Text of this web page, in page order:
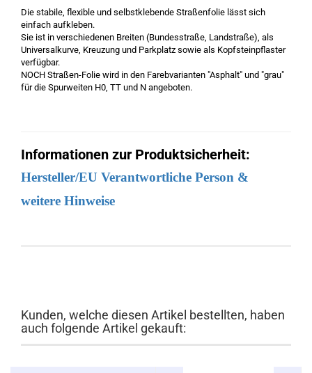
Die stabile, flexible und selbstklebende Straßenfolie lässt sich
einfach aufkleben.
Sie ist in verschiedenen Breiten (Bundesstraße, Landstraße), als
Universalkurve, Kreuzung und Parkplatz sowie als Kopfsteinpflaster
verfügbar.
NOCH Straßen-Folie wird in den Farebvarianten "Asphalt" und "grau"
für die Spurweiten H0, TT und N angeboten.
Informationen zur Produktsicherheit:
Hersteller/EU Verantwortliche Person &
weitere Hinweise
Kunden, welche diesen Artikel bestellten, haben
auch folgende Artikel gekauft: